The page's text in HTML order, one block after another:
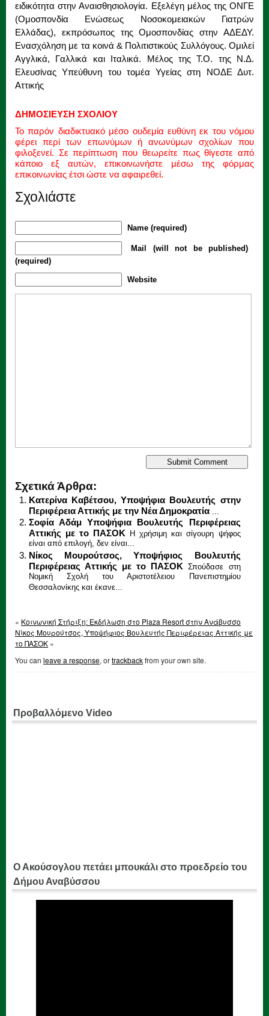
ειδικότητα στην Αναισθησιολογία. Εξελέγη μέλος της ΟΝΓΕ
(Ομοσπονδία Ενώσεως Νοσοκομειακών Γιατρών
Ελλάδας), εκπρόσωπος της Ομοσπονδίας στην ΑΔΕΔΥ.
Ενασχόληση με τα κοινά & Πολιτιστικούς Συλλόγους. Ομιλεί
Αγγλικά, Γαλλικά και Ιταλικά. Μέλος της Τ.Ο. της Ν.Δ.
Ελευσίνας Υπεύθυνη του τομέα Υγείας στη ΝΟΔΕ Δυτ.
Αττικής
ΔΗΜΟΣΙΕΥΣΗ ΣΧΟΛΙΟΥ
Το παρόν διαδικτυακό μέσο ουδεμία ευθύνη εκ του νόμου
φέρει περί των επωνύμων ή ανωνύμων σχολίων που
φιλοξενεί. Σε περίπτωση που θεωρείτε πως θίγεστε από
κάποιο εξ αυτών, επικοινωνήστε μέσω της φόρμας
επικοινωνίας έτσι ώστε να αφαιρεθεί.
Σχολιάστε
Name (required)
Mail (will not be published)
(required)
Website
Σχετικά Άρθρα:
Κατερίνα Καβέτσου, Υποψήφια Βουλευτής στην
Περιφέρεια Αττικής με την Νέα Δημοκρατία ...
Σοφία Αδάμ Υποψήφια Βουλευτής Περιφέρειας
Αττικής με το ΠΑΣΟΚ
Η χρήσιμη και σίγουρη ψήφος
είναι από επιλογή, δεν είναι...
Νίκος Μουρούτσος, Υποψήφιος Βουλευτής
Περιφέρειας Αττικής με το ΠΑΣΟΚ
Σπούδασε στη
Νομική Σχολή του Αριστοτέλειου Πανεπιστημίου
Θεσσαλονίκης και έκανε...
« Κοινωνική Στήριξη: Εκδήλωση στο Plaza Resort στην Ανάβυσσο
Νίκος Μουρούτσος, Υποψήφιος Βουλευτής Περιφέρειας Αττικής με
το ΠΑΣΟΚ »
You can leave a response, ortrackbackfrom your own site.
Προβαλλόμενο Video
Ο Ακούσογλου πετάει μπουκάλι στο προεδρείο του
Δήμου Αναβύσσου